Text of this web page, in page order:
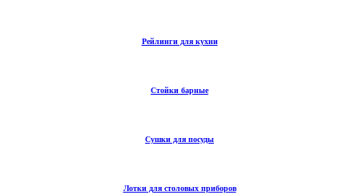
Рейлинги для кухни
Стойки барные
Сушки для посуды
Лотки для столовых приборов